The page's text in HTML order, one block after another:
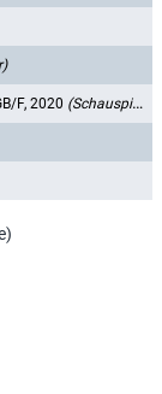
F, 2020 (Schauspieler)